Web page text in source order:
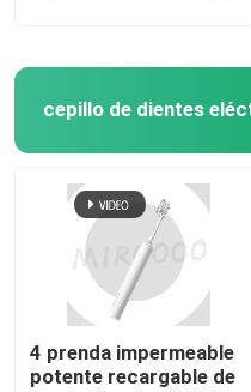
Los vídeos
Sobre nosotros
Recorrido por la fábrica
cepillo de dientes
4 prenda impermeable
potente recargable de